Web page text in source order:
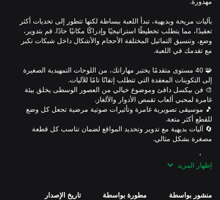
بآليات مريحة وبديهية، تبدأ اللعبة ببساطة لكنها تتطور إلى تحديات أكثر
تعقيدًا، مما يتطلب تخطيطًا استراتيجيًا وإدراكًا مكانيًا حادًا. قم بتدوير،
وضع، وتنسيق التماثيل المختلفة الأحجام والأشكال داخل شبكات تكبر
🧩 40 مستوى متقدمًا يختبر مهاراتك، من اللوحات التمهيدية الصغيرة
🎨 فن بيكسل دافئ وموضوع خيالي من العصور الوسطى يخلق بيئة
🎵 موسيقى تصويرية غامرة وتأثيرات صوتية مرضية تجعل كل وضع
🔄 آليات بديهية مع تدوير وتحديد المواقع لضمان تناسب كل قطعة
يتحدى منطقك وإبداعك في عالم حيث لكل قطعة مكانها المثالي!
إظهار المزيد
منشور بواسطة مطورة بواسطة تاريخ الإصدار